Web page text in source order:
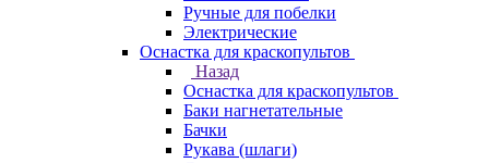
Ручные для побелки
Электрические
Оснастка для краскопультов
Назад
Оснастка для краскопультов
Баки нагнетательные
Бачки
Рукава (шлаги)